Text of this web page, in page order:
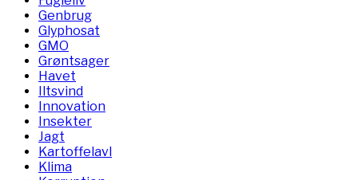
Genbrug
Glyphosat
GMO
Grøntsager
Havet
Iltsvind
Innovation
Insekter
Jagt
Kartoffelavl
Klima